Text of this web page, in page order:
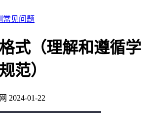
常见问题
式（理解和遵循学
范）
2024-01-22